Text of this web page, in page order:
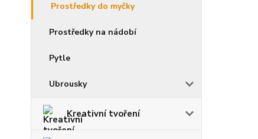
Prostředky do myčky
Prostředky na nádobí
Pytle
Ubrousky
Kreativní tvoření